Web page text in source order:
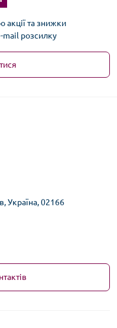
акції та знижки
mail розсилку
Україна, 02166